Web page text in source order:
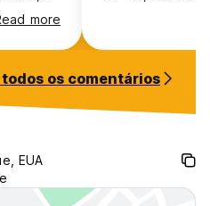
roommore
helped me find
meeting it was
quick. The
to everything
todos os comentários
EUA